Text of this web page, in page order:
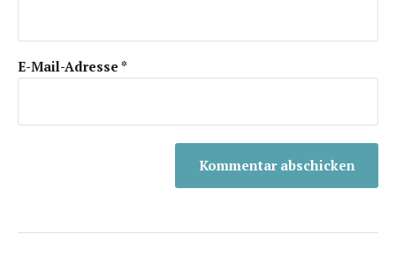
E-Mail-Adresse *